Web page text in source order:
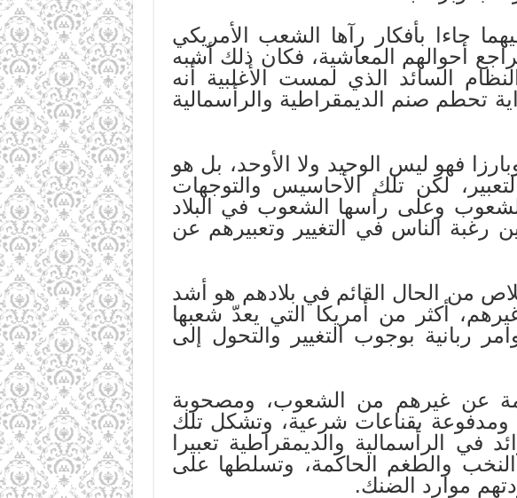
جاءا بأفكار رآها الشعب الأمريكي
أحوالهم المعاشية، فكان ذلك أشبه
السائد الذي لمست الأغلبية أنه
تحطم صنم الديمقراطية والرأسمالية
فهو ليس الوحيد ولا الأوحد، بل هو
لكن تلك الأحاسيس والتوجهات
وعلى رأسها الشعوب في البلاد
رغبة الناس في التغيير وتعبيرهم عن
من الحال القائم في بلادهم هو أشد
أكثر من أمريكا التي يعدّ شعبها
ربانية بوجوب التغيير والتحول إلى
عن غيرهم من الشعوب، ومصحوبة
ومدفوعة بقناعات شرعية، وتشكل تلك
الرأسمالية والديمقراطية تعبيرا
والطغم الحاكمة، وتسلطها على
موارد الضنك.